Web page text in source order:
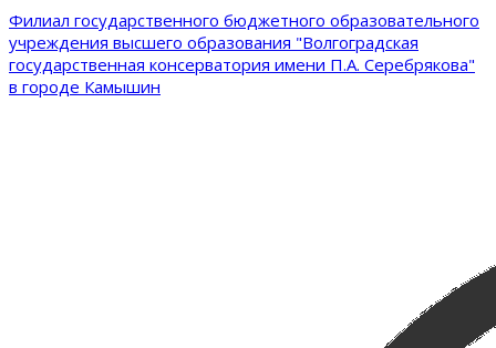
Филиал государственного бюджетного образовательного
учреждения высшего образования "Волгоградская
государственная консерватория имени П.А. Серебрякова"
в городе Камышин